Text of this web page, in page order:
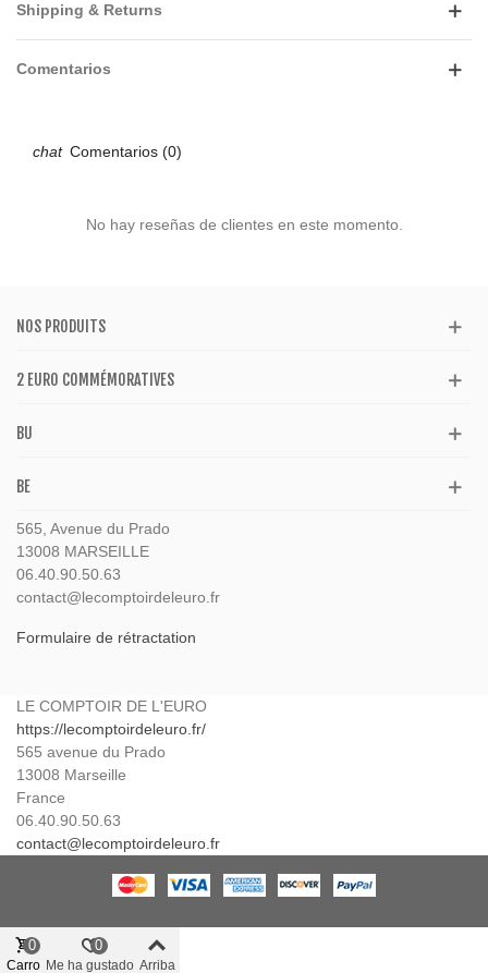
Shipping & Returns
Comentarios
Comentarios (0)
No hay reseñas de clientes en este momento.
NOS PRODUITS
2 EURO COMMÉMORATIVES
BU
BE
565, Avenue du Prado
13008 MARSEILLE
06.40.90.50.63
contact@lecomptoirdeleuro.fr
Formulaire de rétractation
LE COMPTOIR DE L'EURO
https://lecomptoirdeleuro.fr/
565 avenue du Prado
13008 Marseille
France
06.40.90.50.63
contact@lecomptoirdeleuro.fr
Carro
0
Me ha gustado
0
Arriba